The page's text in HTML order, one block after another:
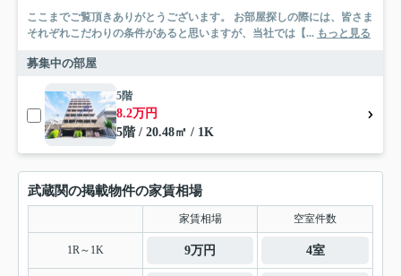
ここまでご覧頂きありがとうございます。 お部屋探しの際には、皆さま
それぞれこだわりの条件があると思いますが、当社では【... もっと見る
募集中の部屋
5階
8.2万円
5階 / 20.48㎡ / 1K
武蔵関の掲載物件の家賃相場
家賃相場 空室件数
1R～1K 9万円 4室